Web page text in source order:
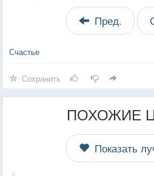
Пред.
Счастье
Сохранить
ПОХОЖИЕ
Показать